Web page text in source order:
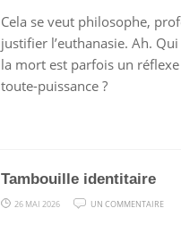
QUE
LA
MORT
Cela se veut philosophe,
justifier l’euthanasie. Ah.
la mort est parfois un
toute-puissance ?
Tambouille identitaire
26 MAI 2026 UN COMMENTAIRESUR